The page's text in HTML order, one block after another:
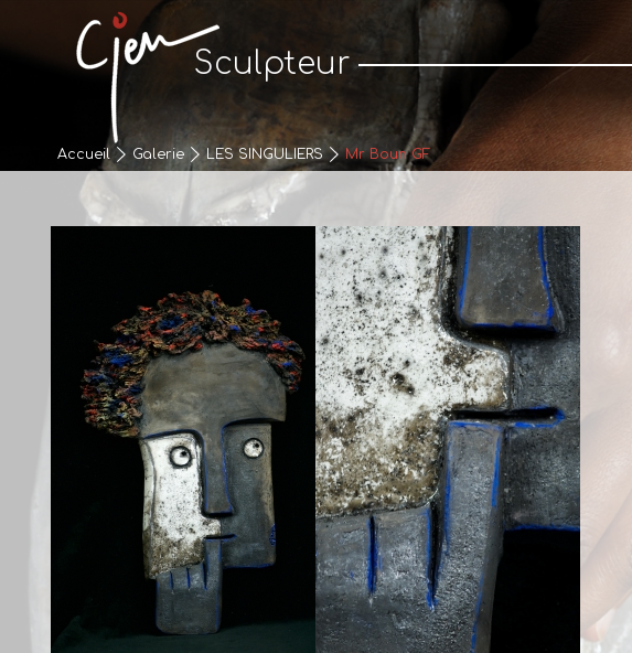
Cjen Sculpteur
Sculpteur
Accueil Galerie LES SINGULIERS Mr Boun GF